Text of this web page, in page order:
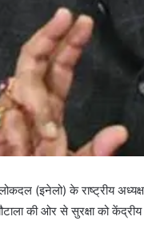
(इनेलो) के राष्ट्रीय अध्यक्ष
की ओर से सुरक्षा को